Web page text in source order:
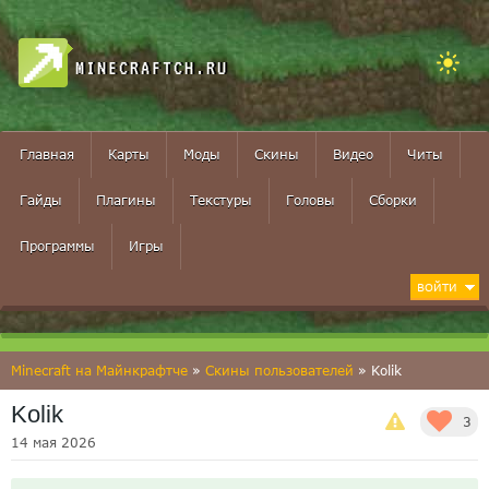
MINECRAFTCH.RU
Главная Карты Моды Скины Видео Читы
Гайды Плагины Текстуры Головы Сборки
Программы Игры
ВОЙТИ
Minecraft на Майнкрафтче » Скины пользователей » Kolik
3
Kolik
14 мая 2026